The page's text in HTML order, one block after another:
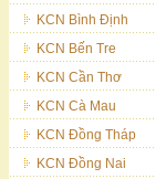
KCN Bình Định
KCN Bến Tre
KCN Cần Thơ
KCN Cà Mau
KCN Đồng Tháp
KCN Đồng Nai